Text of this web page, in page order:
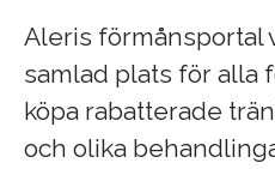
Aleris förmånsportal
samlad plats för alla
köpa rabatterade
och olika